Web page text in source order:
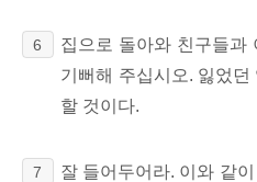
6
집으로 돌아와 친구들과
기뻐해 주십시오. 잃었
할 것이다.
7
잘 들어두어라. 이와 같